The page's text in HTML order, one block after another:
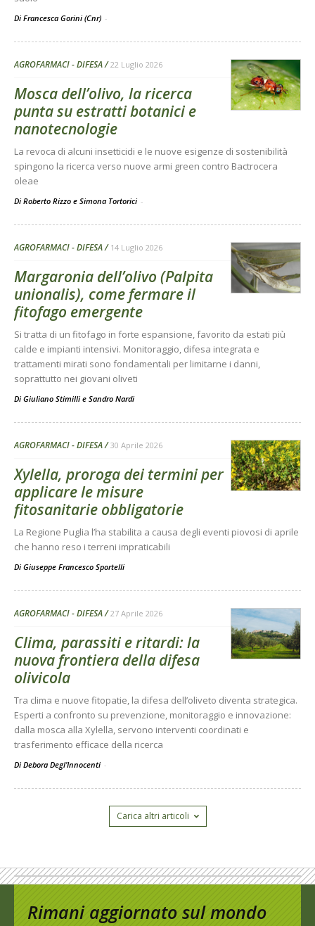
Di Francesca Gorini (Cnr) -
AGROFARMACI - DIFESA 22 Luglio 2026
Mosca dell’olivo, la ricerca
punta su estratti botanici e
nanotecnologie
La revoca di alcuni insetticidi e le nuove esigenze di sostenibilità
spingono la ricerca verso nuove armi green contro Bactrocera
oleae
Di Roberto Rizzo e Simona Tortorici -
AGROFARMACI - DIFESA 14 Luglio 2026
Margaronia dell’olivo (Palpita
unionalis), come fermare il
fitofago emergente
Si tratta di un fitofago in forte espansione, favorito da estati più
calde e impianti intensivi. Monitoraggio, difesa integrata e
trattamenti mirati sono fondamentali per limitarne i danni,
soprattutto nei giovani oliveti
Di Giuliano Stimilli e Sandro Nardi
AGROFARMACI - DIFESA 30 Aprile 2026
Xylella, proroga dei termini per
applicare le misure
fitosanitarie obbligatorie
La Regione Puglia l’ha stabilita a causa degli eventi piovosi di aprile
che hanno reso i terreni impraticabili
Di Giuseppe Francesco Sportelli
AGROFARMACI - DIFESA 27 Aprile 2026
Clima, parassiti e ritardi: la
nuova frontiera della difesa
olivicola
Tra clima e nuove fitopatie, la difesa dell’oliveto diventa strategica.
Esperti a confronto su prevenzione, monitoraggio e innovazione:
dalla mosca alla Xylella, servono interventi coordinati e
trasferimento efficace della ricerca
Di Debora Degl’Innocenti -
Carica altri articoli
Rimani aggiornato sul mondo